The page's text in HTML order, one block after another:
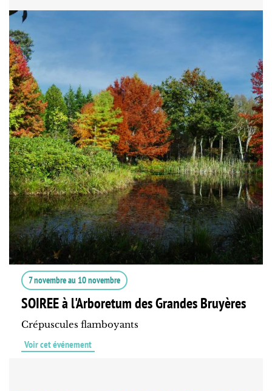
7 novembreau 10 novembre
SOIREE à l'Arboretum des Grandes Bruyères
Crépuscules flamboyants
Voir cet événement